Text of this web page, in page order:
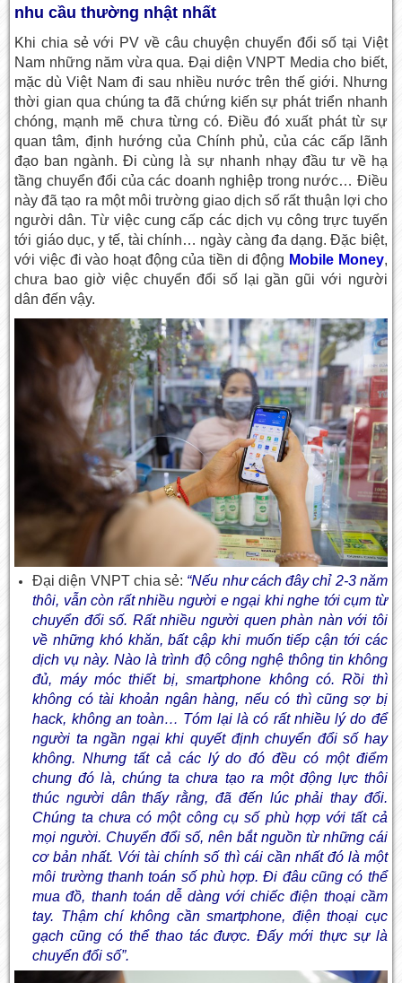
nhu cầu thường nhật nhất
Khi chia sẻ với PV về câu chuyện chuyển đổi số tại Việt
Nam những năm vừa qua. Đại diện VNPT Media cho biết,
mặc dù Việt Nam đi sau nhiều nước trên thế giới. Nhưng
thời gian qua chúng ta đã chứng kiến sự phát triển nhanh
chóng, mạnh mẽ chưa từng có. Điều đó xuất phát từ sự
quan tâm, định hướng của Chính phủ, của các cấp lãnh
đạo ban ngành. Đi cùng là sự nhanh nhạy đầu tư về hạ
tầng chuyển đổi của các doanh nghiệp trong nước… Điều
này đã tạo ra một môi trường giao dịch số rất thuận lợi cho
người dân. Từ việc cung cấp các dịch vụ công trực tuyến
tới giáo dục, y tế, tài chính… ngày càng đa dạng. Đặc biệt,
với việc đi vào hoạt động của tiền di động Mobile Money,
chưa bao giờ việc chuyển đổi số lại gần gũi với người
dân đến vậy.
Đại diện VNPT chia sẻ: “Nếu như cách đây chỉ 2-3 năm
thôi, vẫn còn rất nhiều người e ngại khi nghe tới cụm từ
chuyển đổi số. Rất nhiều người quen phàn nàn với tôi
về những khó khăn, bất cập khi muốn tiếp cận tới các
dịch vụ này. Nào là trình độ công nghệ thông tin không
đủ, máy móc thiết bị, smartphone không có. Rồi thì
không có tài khoản ngân hàng, nếu có thì cũng sợ bị
hack, không an toàn… Tóm lại là có rất nhiều lý do để
người ta ngần ngại khi quyết định chuyển đổi số hay
không. Nhưng tất cả các lý do đó đều có một điểm
chung đó là, chúng ta chưa tạo ra một động lực thôi
thúc người dân thấy rằng, đã đến lúc phải thay đổi.
Chúng ta chưa có một công cụ số phù hợp với tất cả
mọi người. Chuyển đổi số, nên bắt nguồn từ những cái
cơ bản nhất. Với tài chính số thì cái cần nhất đó là một
môi trường thanh toán số phù hợp. Đi đâu cũng có thể
mua đồ, thanh toán dễ dàng với chiếc điện thoại cầm
tay. Thậm chí không cần smartphone, điện thoại cục
gạch cũng có thể thao tác được. Đấy mới thực sự là
chuyển đổi số”.